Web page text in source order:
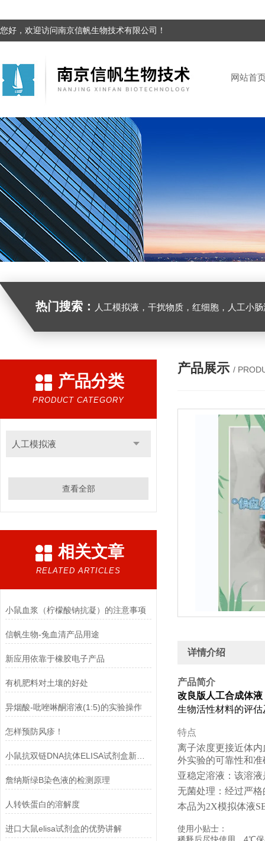
您好，欢迎访问南京信帆生物技术有限公司！
网站首
热门搜索： 人工模拟液，干扰物质，红细胞，人工小
产品分类
PRODUCT CATEGORY
人工模拟液
查看全部
相关文章
RELATED ARTICLES
小鼠血浆（柠檬酸钠抗凝）的注意事项
信帆生物-兔血清产品用途
新应用依靠于橡胶电子产品
有机肥料对土壤的好处
异烟酸-吡唑啉酮溶液(1:5)的实验操作
怎样预防风疹！
小鼠抗双链DNA抗体ELISA试剂盒新一代产品正确的选择！
詹纳斯绿B染色液的检测原理
人转铁蛋白的溶解度
进口大鼠elisa试剂盒的优势讲解
产品展示 /
详情介绍
产品简介
改良版人工合成体
生物活性材料的评
特点
离子浓度更接近体
外实验的可靠性和准
亚稳定溶液：该溶
无菌处理：经过严
本品为2X模拟体液
使用小贴士：